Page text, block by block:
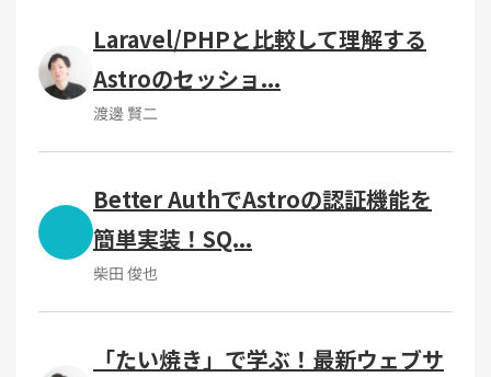
Laravel/PHPと比較して理解する
Astroのセッショ...
渡邊 賢二
Better AuthでAstroの認証機能を
簡単実装！SQ...
柴田 俊也
「たい焼き」で学ぶ！最新ウェブサ